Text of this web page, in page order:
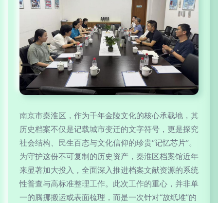
南京市秦淮区，作为千年金陵文化的核心承载地，其
历史档案不仅是记载城市变迁的文字符号，更是探究
社会结构、民生百态与文化信仰的珍贵“记忆芯片”。
为守护这份不可复制的历史资产，秦淮区档案馆近年
来显著加大投入，全面深入推进档案文献资源的系统
性普查与高标准整理工作。此次工作的重心，并非单
一的腾挪搬运或表面梳理，而是一次针对“故纸堆”的